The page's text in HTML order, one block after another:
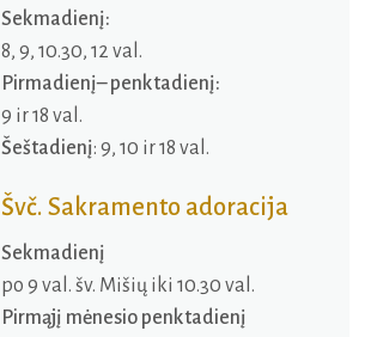
Sekmadienį:
8, 9, 10.30, 12 val.
Pirmadienį– penktadienį:
9 ir 18 val.
Šeštadienį: 9, 10 ir 18 val.
Švč. Sakramento adoracija
Sekmadienį
po 9 val. šv. Mišių iki 10.30 val.
Pirmąjį mėnesio penktadienį